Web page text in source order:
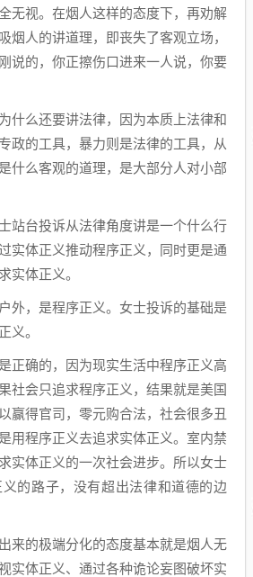
无视。在烟人这样的态度下，再劝解
烟人的讲道理，即丧失了客观立场，
说的，你正擦伤口进来一人说，你要
什么还要讲法律，因为本质上法律和
政的工具，暴力则是法律的工具，从
什么客观的道理，是大部分人对小部
站台投诉从法律角度讲是一个什么行
实体正义推动程序正义，同时更是通
实体正义。
外，是程序正义。女士投诉的基础是
义。
正确的，因为现实生活中程序正义高
社会只追求程序正义，结果就是美国
赢得官司，零元购合法，社会很多丑
用程序正义去追求实体正义。室内禁
实体正义的一次社会进步。所以女士
的路子，没有超出法律和道德的边
来的极端分化的态度基本就是烟人无
实体正义、通过各种诡论妄图破坏实